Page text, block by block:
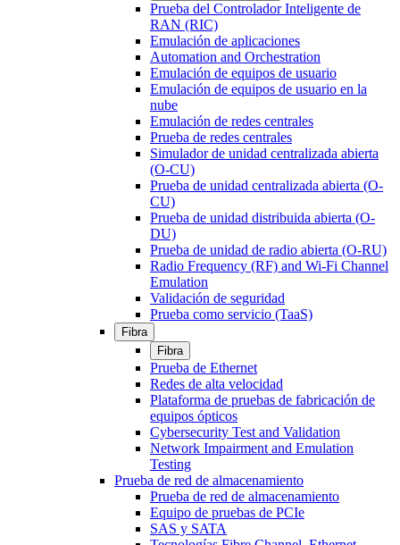
Prueba del Controlador Inteligente de
RAN (RIC)
Emulación de aplicaciones
Automation and Orchestration
Emulación de equipos de usuario
Emulación de equipos de usuario en la
nube
Emulación de redes centrales
Prueba de redes centrales
Simulador de unidad centralizada abierta
(O-CU)
Prueba de unidad centralizada abierta (O-
CU)
Prueba de unidad distribuida abierta (O-
DU)
Prueba de unidad de radio abierta (O-RU)
Radio Frequency (RF) and Wi-Fi Channel
Emulation
Validación de seguridad
Prueba como servicio (TaaS)
Fibra
Fibra
Prueba de Ethernet
Redes de alta velocidad
Plataforma de pruebas de fabricación de
equipos ópticos
Cybersecurity Test and Validation
Network Impairment and Emulation
Testing
Prueba de red de almacenamiento
Prueba de red de almacenamiento
Equipo de pruebas de PCIe
SAS y SATA